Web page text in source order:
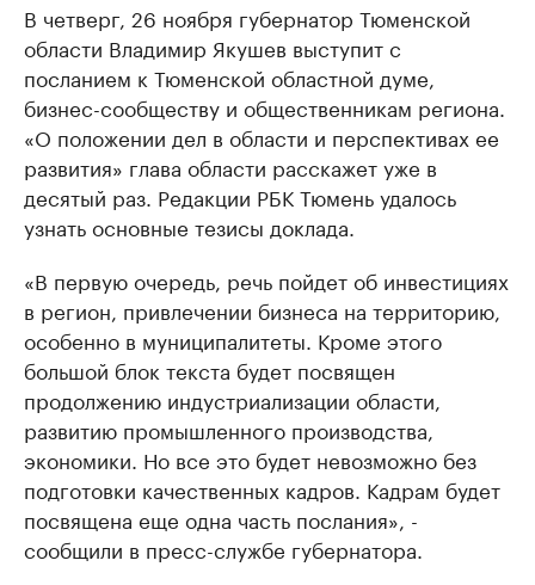
В четверг, 26 ноября губернатор Тюменской
области Владимир Якушев выступит с
посланием к Тюменской областной думе,
бизнес-сообществу и общественникам региона.
«О положении дел в области и перспективах ее
развития» глава области расскажет уже в
десятый раз. Редакции РБК Тюмень удалось
узнать основные тезисы доклада.
«В первую очередь, речь пойдет об инвестициях
в регион, привлечении бизнеса на территорию,
особенно в муниципалитеты. Кроме этого
большой блок текста будет посвящен
продолжению индустриализации области,
развитию промышленного производства,
экономики. Но все это будет невозможно без
подготовки качественных кадров. Кадрам будет
посвящена еще одна часть послания», -
сообщили в пресс-службе губернатора.